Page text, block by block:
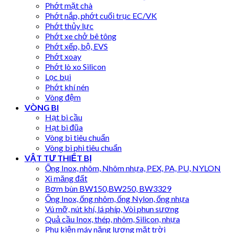
Phớt mặt chà
Phớt nắp, phớt cuối trục EC/VK
Phớt thủy lực
Phớt xe chở bê tông
Phớt xếp, bộ, EVS
Phớt xoay
Phớt lò xo Silicon
Lọc bụi
Phớt khí nén
Vòng đệm
VÒNG BI
Hạt bi cầu
Hạt bi đũa
Vòng bi tiêu chuẩn
Vòng bi phi tiêu chuẩn
VẬT TƯ THIẾT BỊ
Ống Inox, nhôm, Nhôm nhựa, PEX, PA, PU, NYLON
Xi măng đất
Bơm bùn BW150,BW250, BW3329
Ống Inox, ống nhôm, ống Nylon, ống nhựa
Vú mỡ, nút khí, lá phíp, Vòi phun sương
Quả cầu Inox, thép, nhôm, Silicon, nhựa
Phụ kiện máy năng lượng mặt trời